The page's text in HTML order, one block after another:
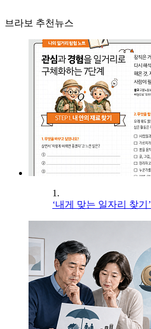
브라보 추천뉴스
1.
‘내게 맞는 일자리 찾기